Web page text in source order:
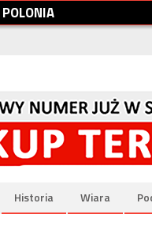
POLONIA
Historia Wiara